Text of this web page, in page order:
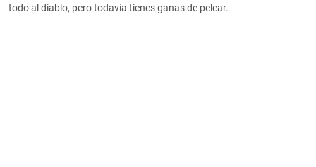
todo al diablo, pero todavía tienes ganas de pelear.